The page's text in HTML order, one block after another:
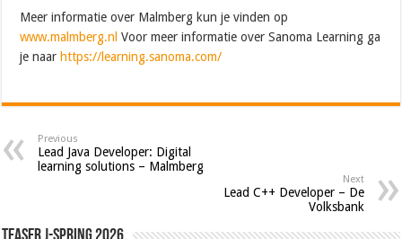
Meer informatie over Malmberg kun je vinden op
www.malmberg.nl Voor meer informatie over Sanoma Learning ga
je naar https://learning.sanoma.com/
Previous
Lead Java Developer: Digital
learning solutions – Malmberg
Next
Lead C++ Developer – De
Volksbank